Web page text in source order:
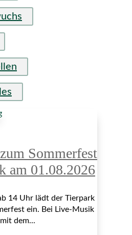
Sommerfest
am 01.08.2026
14 Uhr lädt der Tierpark
ein. Bei Live-Musik
mit dem...